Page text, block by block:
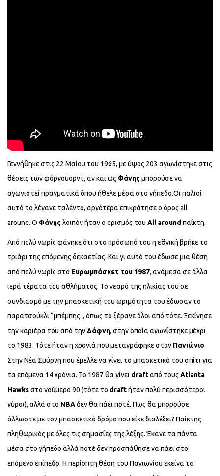
Γεννήθηκε στις 22 Μαίου του 1965, με ύψος 203 αγωνίστηκε στις
θέσεις των φόργουορντ, αν και ως Φάνης μπορούσε να
αγωνιστεί πραγματικά όπου ήθελε μέσα στο γήπεδο.Οι παλιοί
αυτό το λέγανε ταλέντο, αργότερα επικράτησε ο όρος all
around. Ο Φάνης λοιπόν ήταν ο ορισμός του All around παίκτη.
Από πολύ νωρίς φάνηκε ότι στο πρόσωπό του η εθνική βρήκε το
τριάρι της επόμενης δεκαετίας. Και γι αυτό του έδωσε μια θέση
από πολύ νωρίς στο Ευρωμπάσκετ του 1987, ανάμεσα σε άλλα
ιερά τέρατα του αθλήματος. Το νεαρό της ηλικίας του σε
συνδιασμό με την μπασκετική του ωριμότητα του έδωσαν το
παρατσούκλι “μπέμπης¨, όπως το ξέρανε όλοι από τότε. Ξεκίνησε
την καριέρα του από τηνΔάφνη, στην οποία αγωνίστηκε μέχρι
το 1983. Τότε ήταν η χρονιά που μεταγράφηκε στον Πανιώνιο.
Στην Νέα Σμύρνη που έμελλε να γίνει το μπασκετικό του σπίτι για
τα επόμενα 14 χρόνια. Το 1987 θα γίνει draftαπό τους Atlanta
Hawksστο νούμερο 90 (τότε το draftήταν πολύ περισσότεροι
γύροι), αλλά στο ΝΒΑδεν θα πάει ποτέ. Πως θα μπορούσε
άλλωστε με τον μπασκετικό δρόμο που είχε διαλέξει? Παίκτης
πληθωρικός με όλες τις σημασίες της λέξης. Έκανε τα πάντα
μέσα στο γήπεδο αλλά ποτέ δεν προσπάθησε να πάει στο
επόμενο επίπεδο. Η περίοπτη θέση του Πανιωνίου εκείνα τα